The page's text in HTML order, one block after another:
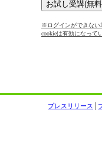
※ログインができない
cookieは有効になって
プレスリリース